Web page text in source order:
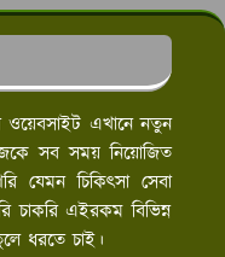
ওয়েবসাইট এখানে নতুন
সব সময় নিয়োজিত
যেমন চিকিৎসা সেবা
চাকরি এইরকম বিভিন্ন
ধরতে চাই।